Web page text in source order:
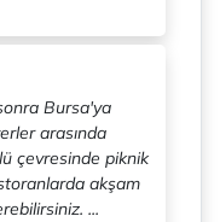
Bursa'ya
arasında
çevresinde piknik
akşam
...